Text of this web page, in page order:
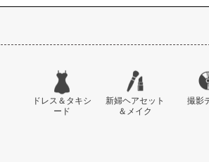
ドレス＆タキシ
ード
新婦ヘアセット
＆メイク
撮影